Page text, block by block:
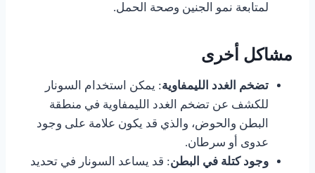
لمتابعة نمو الجنين وصحة الحمل.
مشاكل أخرى
تضخم الغدد الليمفاوية: يمكن استخدام السونار
للكشف عن تضخم الغدد الليمفاوية في منطقة
البطن والحوض، والذي قد يكون علامة على وجود
عدوى أو سرطان.
وجود كتلة في البطن: قد يساعد السونار في تحديد